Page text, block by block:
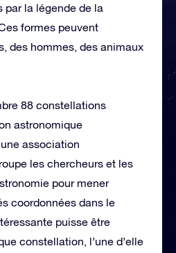
par la légende de la
formes peuvent
des hommes, des animaux
88 constellations
astronomique
association
les chercheurs et les
pour mener
coordonnées dans le
puisse être
constellation, l’une d’elle